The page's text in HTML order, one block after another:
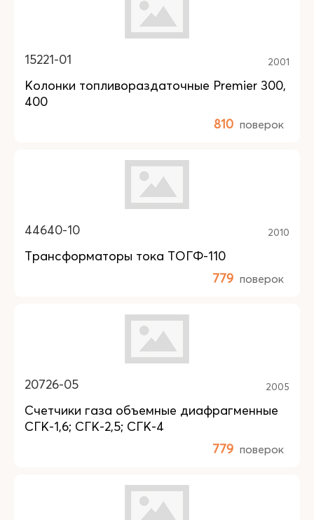
15221-01 2001
Колонки топливораздаточные Premier 300,
400
810 поверок
44640-10 2010
Трансформаторы тока ТОГФ-110
779 поверок
20726-05 2005
Счетчики газа объемные диафрагменные
СГК-1,6; СГК-2,5; СГК-4
779 поверок